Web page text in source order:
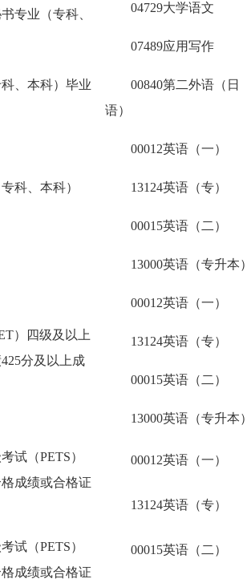
专业（专科、
04729大学语文
07489应用写作
、本科）毕业
00840第二外语（日
语）
科、本科）
00012英语（一）
13124英语（专）
00015英语（二）
13000英语（专升本）
）四级及以上
分及以上成
00012英语（一）
13124英语（专）
00015英语（二）
13000英语（专升本）
试（PETS）
成绩或合格证
00012英语（一）
13124英语（专）
试（PETS）
成绩或合格证
00015英语（二）